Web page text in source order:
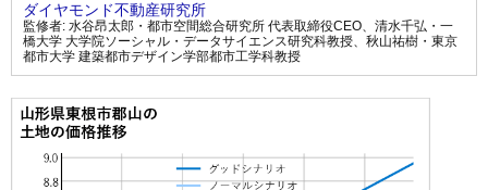
ダイヤモンド不動産研究所
監修者: 水谷昂太郎・都市空間総合研究所 代表取締役CEO、 清水千弘・一
橋大学 大学院ソーシャル・データサイエンス研究科教授、 秋山祐樹・東京
都市大学 建築都市デザイン学部都市工学科教授